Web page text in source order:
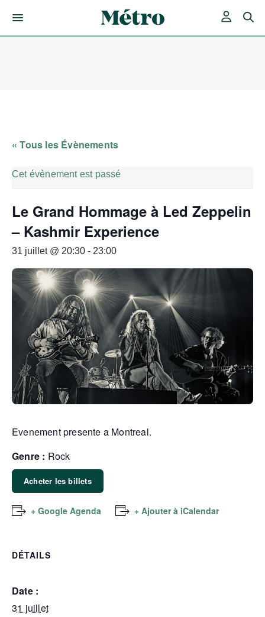
« Tous les Évènements
Cet évènement est passé
Le Grand Hommage à Led Zeppelin
– Kashmir Experience
31 juillet @ 20:30 - 23:00
Evenement presente a Montreal.
Genre : Rock
Acheter les billets
+ Google Agenda + Ajouter à iCalendar
DÉTAILS
Date :
31 juillet